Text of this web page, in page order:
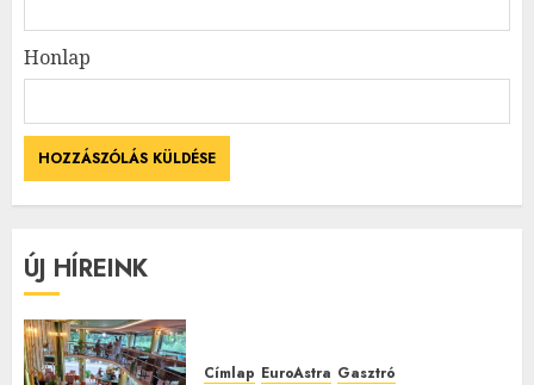
Honlap
ÚJ HÍREINK
Címlap EuroAstra Gasztró